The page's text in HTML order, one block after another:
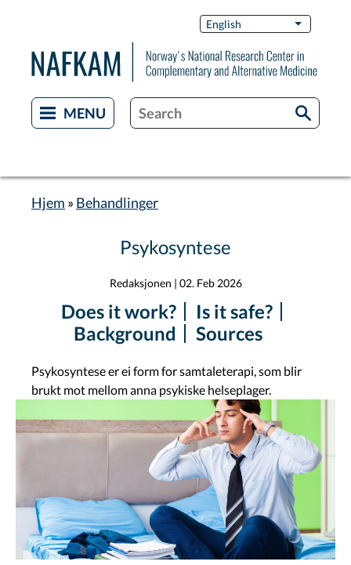
content
English List
Hjem Behandlinger
Psykosyntese
Redaksjonen | 02. Feb 2026
Does it work?
Is it safe?
Background
Sources
Psykosyntese er ei form for samtaleterapi, som blir
brukt mot mellom anna psykiske helseplager.